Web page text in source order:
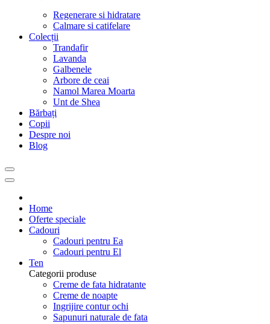
Regenerare si hidratare
Calmare si catifelare
Colecții
Trandafir
Lavanda
Galbenele
Arbore de ceai
Namol Marea Moarta
Unt de Shea
Bărbați
Copii
Despre noi
Blog
Home
Oferte speciale
Cadouri
Cadouri pentru Ea
Cadouri pentru El
Ten
Categorii produse
Creme de fata hidratante
Creme de noapte
Ingrijire contur ochi
Sapunuri naturale de fata